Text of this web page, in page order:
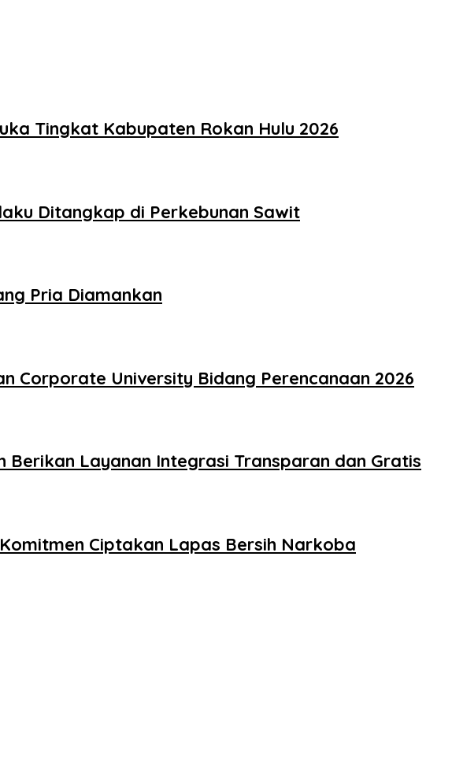
Tingkat Kabupaten Rokan Hulu 2026
Ditangkap di Perkebunan Sawit
Pria Diamankan
Corporate University Bidang Perencanaan 2026
Berikan Layanan Integrasi Transparan dan Gratis
Ciptakan Lapas Bersih Narkoba